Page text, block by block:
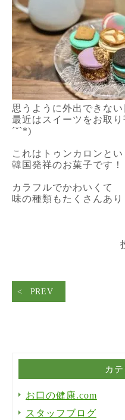
思うように外出できな
最近はスイーツをお取
´˘`*)
これはトゥンカロンとい
韓国発祥のお菓子です！
カラフルでかわいくて
味の種類もたくさんあり
PREV
カ
お口の健康.com
スタッフブログ